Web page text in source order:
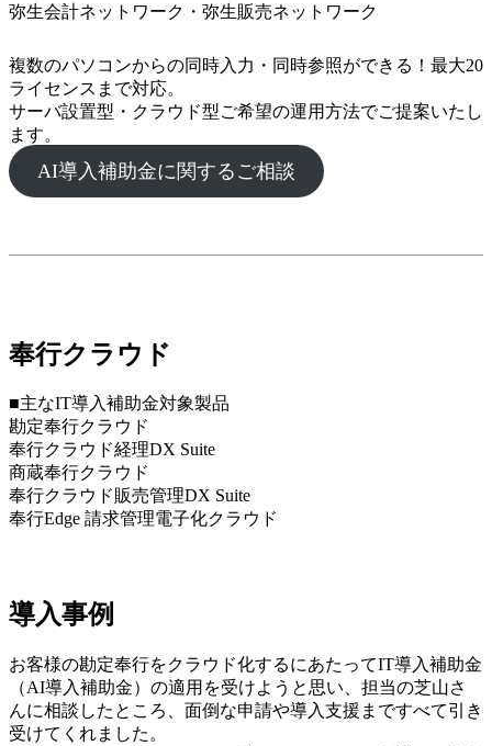
弥生会計ネットワーク・弥生販売ネットワーク
複数のパソコンからの同時入力・同時参照ができる！最大20
ライセンスまで対応。
サーバ設置型・クラウド型ご希望の運用方法でご提案いたし
ます。
AI導入補助金に関するご相談
奉行クラウド
■主なIT導入補助金対象製品
勘定奉行クラウド
奉行クラウド経理DX Suite
商蔵奉行クラウド
奉行クラウド販売管理DX Suite
奉行Edge 請求管理電子化クラウド
導入事例
お客様の勘定奉行をクラウド化するにあたってIT導入補助金
（AI導入補助金）の適用を受けようと思い、担当の芝山さ
んに相談したところ、面倒な申請や導入支援まですべて引き
受けてくれました。